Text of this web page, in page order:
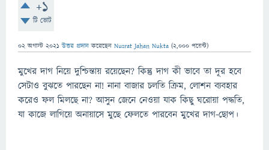
+1
টি ভোট
02 অগাস্ট 2021 উত্তর প্রদান করেছেন Nusrat Jahan Nukta (2,000 পয়েন্ট)
মুখের দাগ নিয়ে দুশ্চিন্তায় রয়েছেন? কিন্তু দাগ কী ভাবে তা দূর হবে
সেটাও বুঝতে পারছেন না! নানা বাজার চলতি ক্রিম, লোশন ব্যবহার
করেও ফল মিলছে না? আসুন জেনে নেওয়া যাক কিছু ঘরোয়া পদ্ধতি,
যা কাজে লাগিয়ে অনায়াসে মুছে ফেলতে পারবেন মুখের দাগ-ছোপ।